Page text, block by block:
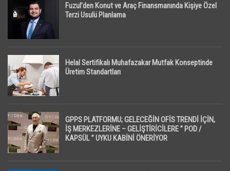
Fuzul’den Konut ve Araç Finansmanında Kişiye Özel
Terzi Usulü Planlama
Helal Sertifikalı Muhafazakar Mutfak Konseptinde
Üretim Standartları
GPPS PLATFORMU; GELECEĞİN OFİS TRENDİ İÇİN,
İŞ MERKEZLERİNE – GELİŞTİRİCİLERE ” POD /
KAPSÜL ” UYKU KABİNİ ÖNERİYOR